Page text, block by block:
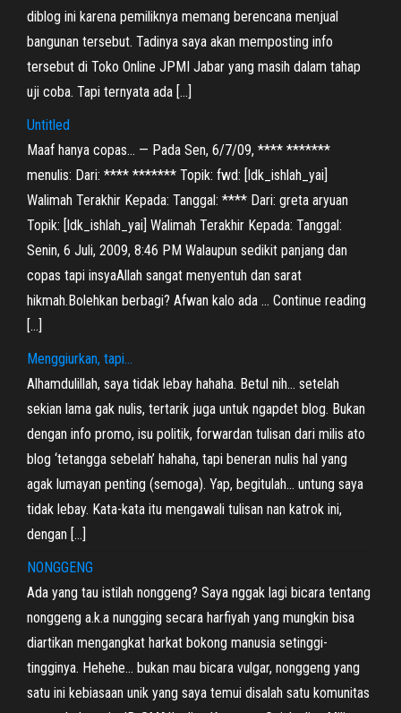
diblog ini karena pemiliknya memang berencana menjual
bangunan tersebut. Tadinya saya akan memposting info
tersebut di Toko Online JPMI Jabar yang masih dalam tahap
uji coba. Tapi ternyata ada […]
Untitled
Maaf hanya copas… — Pada Sen, 6/7/09, **** *******
menulis: Dari: **** ******* Topik: fwd: [ldk_ishlah_yai]
Walimah Terakhir Kepada: Tanggal: **** Dari: greta aryuan
Topik: [ldk_ishlah_yai] Walimah Terakhir Kepada: Tanggal:
Senin, 6 Juli, 2009, 8:46 PM Walaupun sedikit panjang dan
copas tapi insyaAllah sangat menyentuh dan sarat
hikmah.Bolehkan berbagi? Afwan kalo ada … Continue reading
[…]
Menggiurkan, tapi…
Alhamdulillah, saya tidak lebay hahaha. Betul nih… setelah
sekian lama gak nulis, tertarik juga untuk ngapdet blog. Bukan
dengan info promo, isu politik, forwardan tulisan dari milis ato
blog ‘tetangga sebelah’ hahaha, tapi beneran nulis hal yang
agak lumayan penting (semoga). Yap, begitulah… untung saya
tidak lebay. Kata-kata itu mengawali tulisan nan katrok ini,
dengan […]
NONGGENG
Ada yang tau istilah nonggeng? Saya nggak lagi bicara tentang
nonggeng a.k.a nungging secara harfiyah yang mungkin bisa
diartikan mengangkat harkat bokong manusia setinggi-
tingginya. Hehehe… bukan mau bicara vulgar, nonggeng yang
satu ini kebiasaan unik yang saya temui disalah satu komunitas